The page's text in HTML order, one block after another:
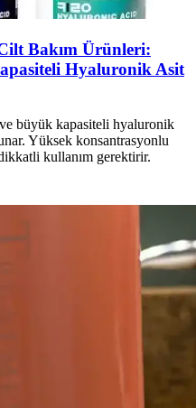
Bakım Ürünleri:
Hyaluronik Asit
büyük kapasiteli hyaluronik
Yüksek konsantrasyonlu
kullanım gerektirir.